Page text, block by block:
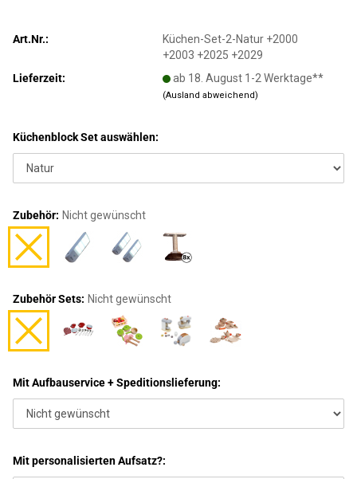
Art.Nr.:
Küchen-Set-2-Natur +2000
+2003 +2025 +2029
Lieferzeit:
ab 18. August 1-2 Werktage**
(Ausland abweichend)
Küchenblock Set auswählen:
Zubehör: Nicht gewünscht
Zubehör Sets: Nicht gewünscht
Mit Aufbauservice + Speditionslieferung:
Mit personalisierten Aufsatz?: